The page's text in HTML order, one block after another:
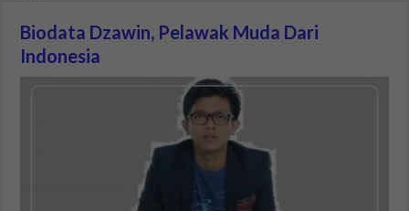
Biodata Dzawin, Pelawak Muda Dari
Indonesia